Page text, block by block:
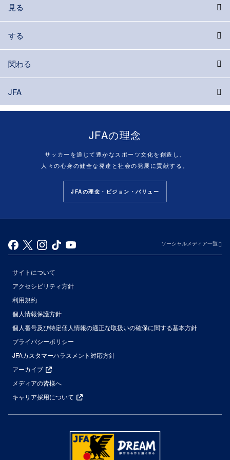
見る
する
関わる
JFA
JFAの理念
サッカーを通じて豊かなスポーツ文化を創造し、
人々の心身の健全な発達と社会の発展に貢献する。
JFAの理念・ビジョン・バリュー
ソーシャルメディア一覧
サイトについて
アクセシビリティ方針
利用規約
個人情報保護方針
個人番号及び特定個人情報の適正な取扱いの確保に関する基本方針
プライバシーポリシー
JFAカスタマーハラスメント対応方針
アーカイブ
メディアの皆様へ
キャリア採用について